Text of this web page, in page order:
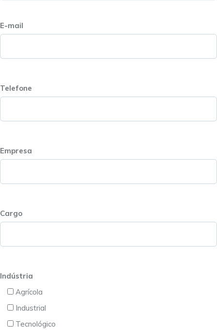
E-mail
Telefone
Empresa
Cargo
Indústria
Agrícola
Industrial
Tecnológico